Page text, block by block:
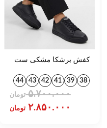
کفش برشکا مشکی ست
38
39
41
42
43
44
۵.۷۰۰.۰۰۰ تومان
۲.۸۵۰.۰۰۰ تومان